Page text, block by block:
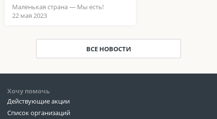
Маленькая страна — Мы есть!
22 мая 2023
ВСЕ НОВОСТИ
Хочу помочь
Действующие акции
Список организаций